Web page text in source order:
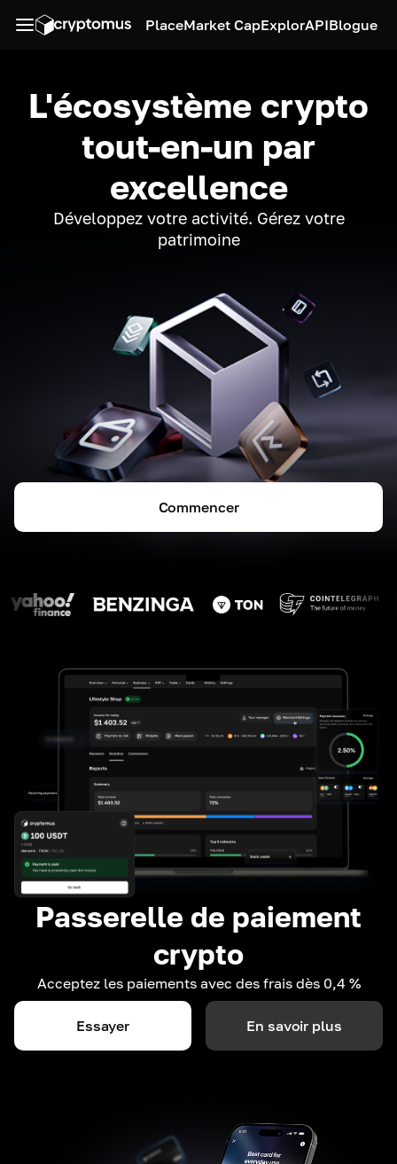
PlaceMarket CapExplorAPIBlogue
L'écosystème crypto
tout-en-un par
excellence
Développez votre activité. Gérez votre
patrimoine
Commencer
Passerelle de paiement
crypto
Acceptez les paiements avec des frais dès 0,4 %
Essayer En savoir plus